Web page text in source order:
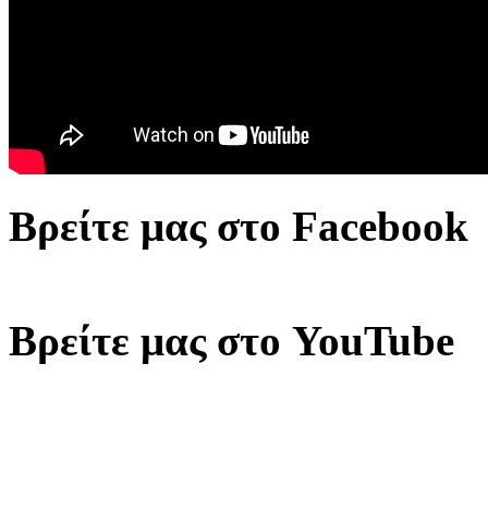
Βρείτε μας στο Facebook
Βρείτε μας στο YouTube